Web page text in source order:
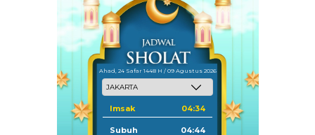
Ahad, 24 Safar 1448 H / 09 Agustus 2026
Imsak 04:34
Subuh 04:44